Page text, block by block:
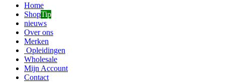
Home
ShopTip
nieuws
Over ons
Merken
Opleidingen
Wholesale
Mijn Account
Contact